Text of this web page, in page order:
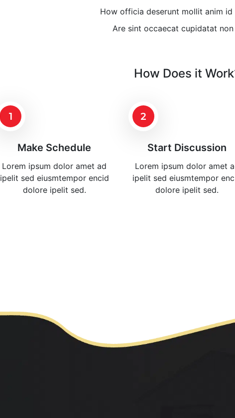
How officia deserunt mollit anim id
Are sint occaecat cupidatat
How Does it
1
Make Schedule
Lorem ipsum dolor amet ad
ipelit sed eiusmtempor encid
dolore ipelit sed.
2
Start Discussion
Lorem ipsum dolor amet
ipelit sed eiusmtempor
dolore ipelit sed.